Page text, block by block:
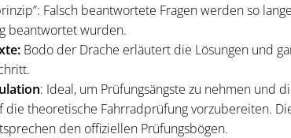
Falsch beantwortete Fragen werden so
beantwortet wurden.
Bodo der Drache erläutert die Lösungen und
: Ideal, um Prüfungsängste zu nehmen und
die theoretische Fahrradprüfung vorzubereiten.
den offiziellen Prüfungsbögen.